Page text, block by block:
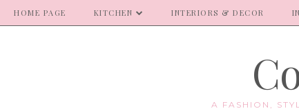
HOME PAGE KITCHEN INTERIORS & DECOR
A FASHION,